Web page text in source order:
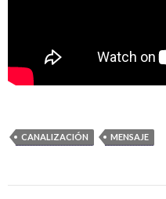
CANALIZACIÓN MENSAJE